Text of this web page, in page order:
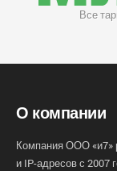
Все
О компании
Компания ООО «и7»
и IP-адресов с 2007